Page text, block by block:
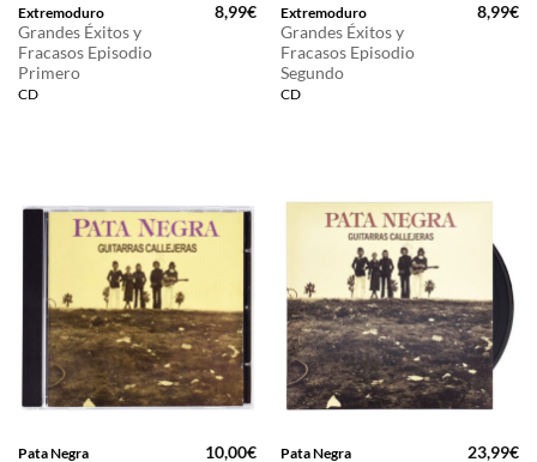
Extremoduro
Grandes Éxitos y
Fracasos Episodio
Primero
CD
8,99€ Extremoduro
Grandes Éxitos y
Fracasos Episodio
Segundo
CD
8,99€
Pata Negra 10,00€ Pata Negra 23,99€